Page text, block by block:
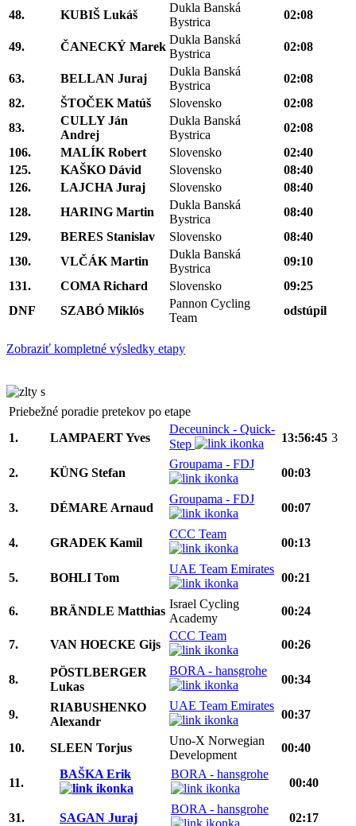
48. KUBIŠ Lukáš
Dukla Banská
Bystrica
02:08
49. ČANECKÝ Marek
Dukla Banská
Bystrica
02:08
63. BELLAN Juraj
Dukla Banská
Bystrica
02:08
82.
ŠTOČEK Matúš Slovensko
02:08
83.
CULLY Ján
Andrej
Dukla Banská
Bystrica
02:08
106.
MALÍK Robert Slovensko
02:40
125.
KAŠKO Dávid Slovensko
08:40
126.
LAJCHA Juraj Slovensko
08:40
128.
HARING Martin
Dukla Banská
Bystrica
08:40
129.
BERES Stanislav Slovensko
08:40
130.
VLČÁK Martin
Dukla Banská
Bystrica
09:10
131.
COMA Richard Slovensko
09:25
DNF
SZABÓ Miklós
Pannon Cycling
Team
odstúpil
Zobraziť kompletné výsledky etapy
Priebežné poradie pretekov po etape
1.
LAMPAERT Yves
Deceuninck - Quick-
Step
13:56:45 3
2. KÜNG Stefan
Groupama - FDJ
00:03
3. DÉMARE Arnaud
Groupama - FDJ
00:07
4. GRADEK Kamil
CCC Team
00:13
5. BOHLI Tom
UAE Team Emirates
00:21
6. BRÄNDLE Matthias
Israel Cycling
Academy
00:24
7. VAN HOECKE Gijs
CCC Team
00:26
8.
PÖSTLBERGER
Lukas
BORA - hansgrohe
00:34
9.
RIABUSHENKO
Alexandr
UAE Team Emirates
00:37
10. SLEEN Torjus
Uno-X Norwegian
Development
00:40
11.
BAŠKA Erik BORA - hansgrohe
00:40
31. SAGAN Juraj
BORA - hansgrohe
02:17